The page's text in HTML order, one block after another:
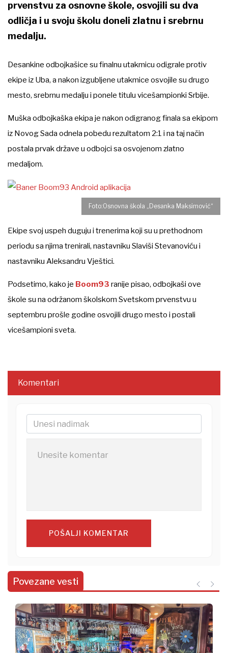
prvenstvu za osnovne škole, osvojili su dva
odličja i u svoju školu doneli zlatnu i srebrnu
medalju.
Desankine odbojkašice su finalnu utakmicu odigrale protiv
ekipe iz Uba, a nakon izgubljene utakmice osvojile su drugo
mesto, srebrnu medalju i ponele titulu vicešampionki Srbije.
Muška odbojkaška ekipa je nakon odigranog finala sa ekipom
iz Novog Sada odnela pobedu rezultatom 2:1 i na taj način
postala prvak države u odbojci sa osvojenom zlatno
medaljom.
Foto:Osnovna škola „Desanka Maksimović“
Ekipe svoj uspeh duguju i trenerima koji su u prethodnom
periodu sa njima trenirali, nastavniku Slaviši Stevanoviću i
nastavniku Aleksandru Vještici.
Podsetimo, kako je Boom93 ranije pisao, odbojkaši ove
škole su na održanom školskom Svetskom prvenstvu u
septembru prošle godine osvojili drugo mesto i postali
vicešampioni sveta.
Komentari
POŠALJI KOMENTAR
Povezane vesti